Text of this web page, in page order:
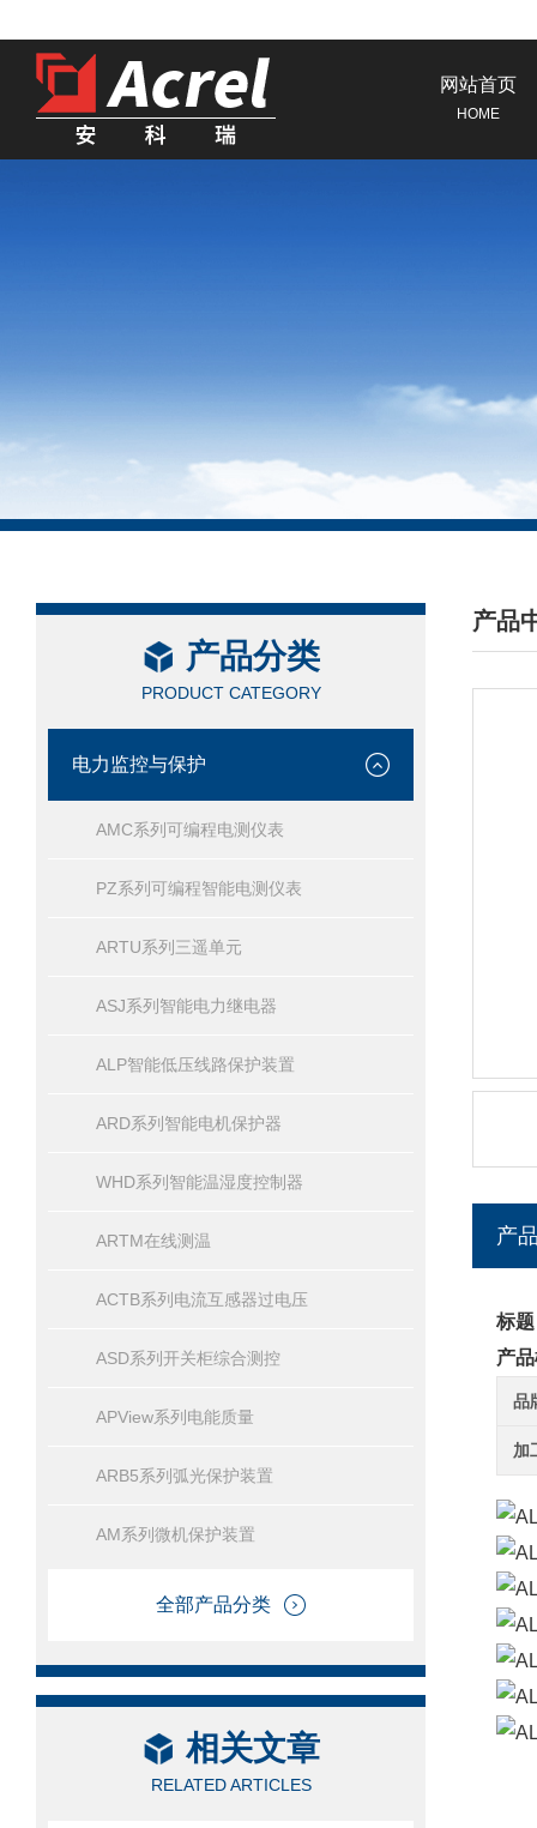
网站首页
HOME
产品分类
PRODUCT CATEGORY
电力监控与保护
AMC系列可编程电测仪表
PZ系列可编程智能电测仪表
ARTU系列三遥单元
ASJ系列智能电力继电器
ALP智能低压线路保护装置
ARD系列智能电机保护器
WHD系列智能温湿度控制器
ARTM在线测温
ACTB系列电流互感器过电压
ASD系列开关柜综合测控
APView系列电能质量
ARB5系列弧光保护装置
AM系列微机保护装置
全部产品分类
相关文章
RELATED ARTICLES
产品
/
产
标
产
品
加